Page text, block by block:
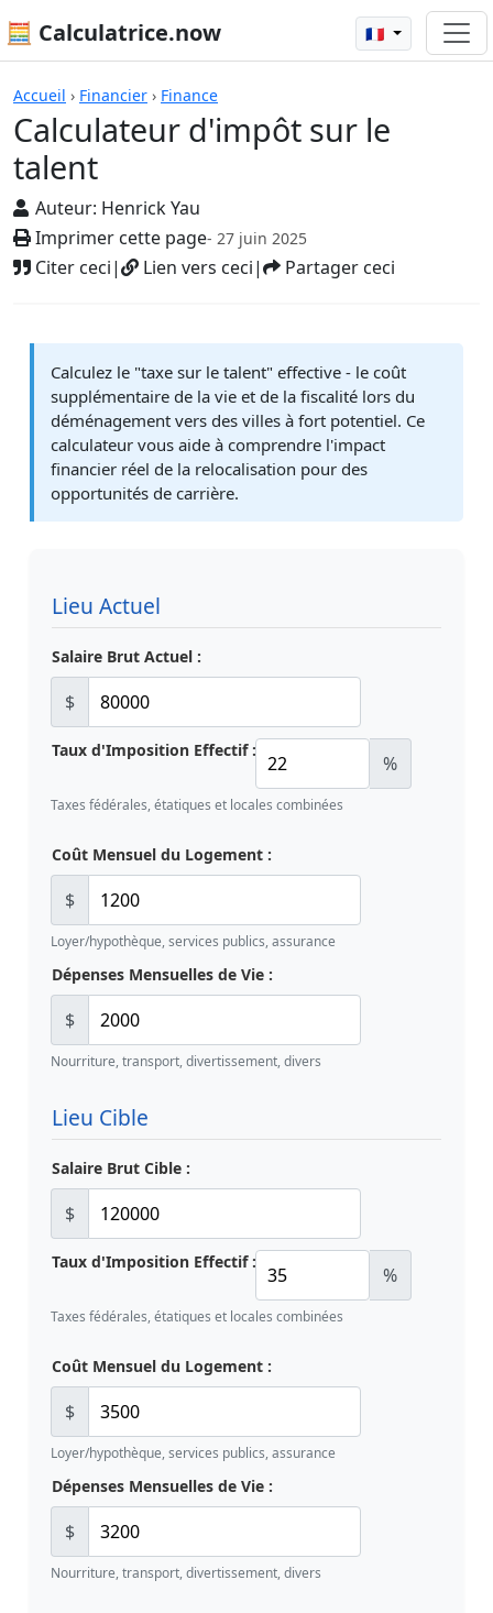
🧮 Calculatrice.now 🇫🇷
Accueil › Financier › Finance
Calculateur d'impôt sur le
talent
Auteur: Henrick Yau
Imprimer cette page- 27 juin 2025
Citer ceci| Lien vers ceci| Partager ceci
Calculatrices
Calculez le "taxe sur le talent" effective - le coût
supplémentaire de la vie et de la fiscalité lors du
déménagement vers des villes à fort potentiel. Ce
calculateur vous aide à comprendre l'impact
financier réel de la relocalisation pour des
opportunités de carrière.
Lieu Actuel
Salaire Brut Actuel :
$
Taux d'Imposition Effectif :
%
Taxes fédérales, étatiques et locales combinées
Coût Mensuel du Logement :
$
Loyer/hypothèque, services publics, assurance
Dépenses Mensuelles de Vie :
$
Nourriture, transport, divertissement, divers
Lieu Cible
Salaire Brut Cible :
$
Taux d'Imposition Effectif :
%
Taxes fédérales, étatiques et locales combinées
Coût Mensuel du Logement :
$
Loyer/hypothèque, services publics, assurance
Dépenses Mensuelles de Vie :
$
Nourriture, transport, divertissement, divers